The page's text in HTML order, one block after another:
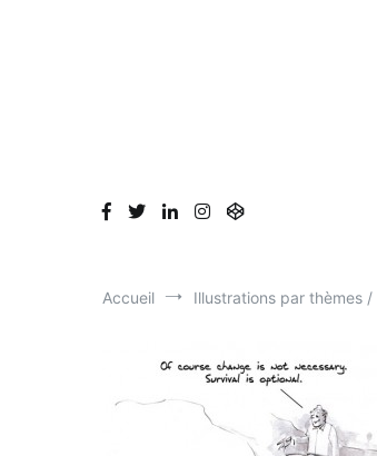
Accueil Illustrations par thèmes